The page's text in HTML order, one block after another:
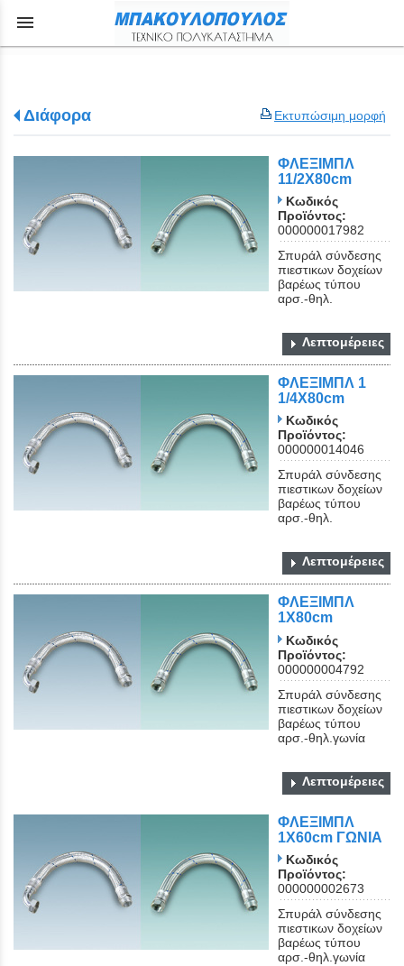
menu
Εκτυπώσιμη μορφή
Διάφορα
ΦΛΕΞΙΜΠΛ
11/2Χ80cm
Κωδικός
Προϊόντος:
000000017982
Σπυράλ σύνδεσης
πιεστικων δοχείων
βαρέως τύπου
αρσ.-θηλ.
Λεπτομέρειες
ΦΛΕΞΙΜΠΛ 1
1/4Χ80cm
Κωδικός
Προϊόντος:
000000014046
Σπυράλ σύνδεσης
πιεστικων δοχείων
βαρέως τύπου
αρσ.-θηλ.
Λεπτομέρειες
ΦΛΕΞΙΜΠΛ
1Χ80cm
Κωδικός
Προϊόντος:
000000004792
Σπυράλ σύνδεσης
πιεστικων δοχείων
βαρέως τύπου
αρσ.-θηλ.γωνία
Λεπτομέρειες
ΦΛΕΞΙΜΠΛ
1Χ60cm ΓΩΝΙΑ
Κωδικός
Προϊόντος:
000000002673
Σπυράλ σύνδεσης
πιεστικων δοχείων
βαρέως τύπου
αρσ.-θηλ.γωνία